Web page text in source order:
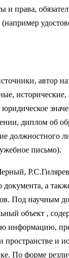
и права,
(например
автор
диплом об
должностного
письмо).
документа, а
Под научным
объект ,
информацию,
пространстве и
По форме